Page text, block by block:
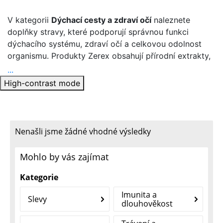
V kategorii Dýchací cesty a zdraví očínaleznete
doplňky stravy, které podporují správnou funkci
dýchacího systému, zdraví očí a celkovou odolnost
organismu. Produkty Zerex obsahují přírodní extrakty,
sliznic, očí a imunitního systému.
dýchací cesty a
zdraví očí – Zerex
Správná funkce dýchacích cest a zdraví očí jsou
kategorie podporují obranyschopnost těla proti
...
High-contrast mode
Nenašli jsme žádné vhodné výsledky
Mohlo by vás zajímat
Kategorie
Slevy
Imunita a
dlouhověkost